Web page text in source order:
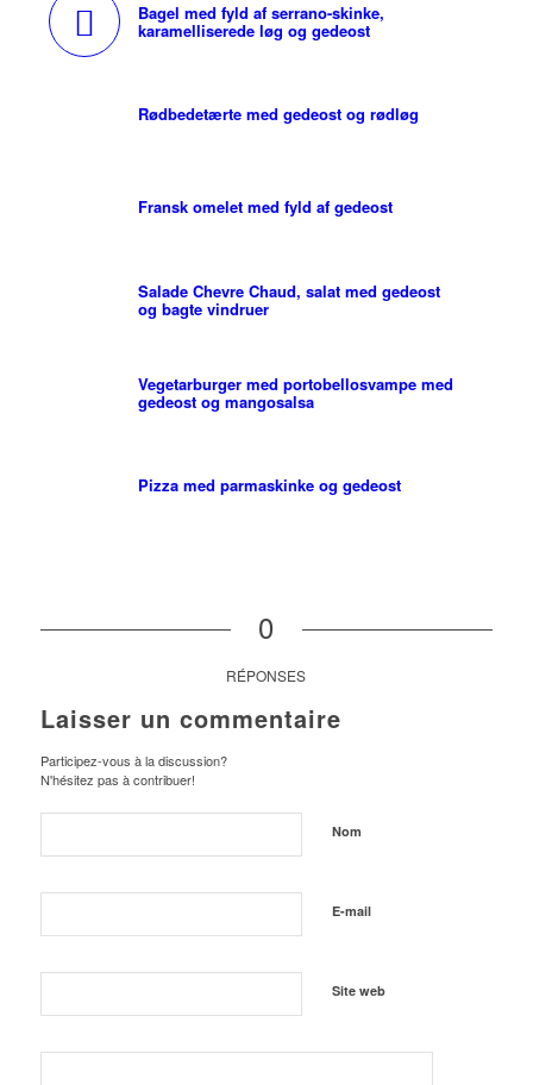
Bagel med fyld af serrano-skinke,
karamelliserede løg og gedeost
Rødbedetærte med gedeost og rødløg
Fransk omelet med fyld af gedeost
Salade Chevre Chaud, salat med gedeost
og bagte vindruer
Vegetarburger med portobellosvampe med
gedeost og mangosalsa
Pizza med parmaskinke og gedeost
0
RÉPONSES
Laisser un commentaire
Participez-vous à la discussion?
N'hésitez pas à contribuer!
Nom
E-mail
Site web